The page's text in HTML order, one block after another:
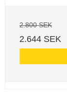
2.800 SEK
2.644 SEK